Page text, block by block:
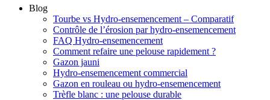
Blog
Tourbe vs Hydro-ensemencement – Comparatif
Contrôle de l’érosion par hydro-ensemencement
FAQ Hydro-ensemencement
Comment refaire une pelouse rapidement ?
Gazon jauni
Hydro-ensemencement commercial
Gazon en rouleau ou hydro-ensemencement
Trèfle blanc : une pelouse durable